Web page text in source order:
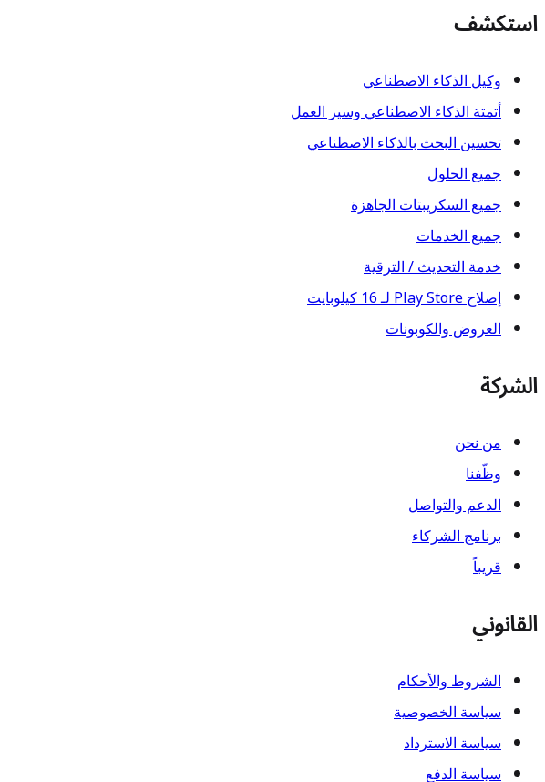
استكشف
وكيل الذكاء الاصطناعي
أتمتة الذكاء الاصطناعي وسير العمل
تحسين البحث بالذكاء الاصطناعي
جميع الحلول
جميع السكريبتات الجاهزة
جميع الخدمات
خدمة التحديث / الترقية
إصلاح Play Store لـ 16 كيلوبايت
العروض والكوبونات
الشركة
من نحن
وظّفنا
الدعم والتواصل
برنامج الشركاء
قريباً
القانوني
الشروط والأحكام
سياسة الخصوصية
سياسة الاسترداد
سياسة الدفع